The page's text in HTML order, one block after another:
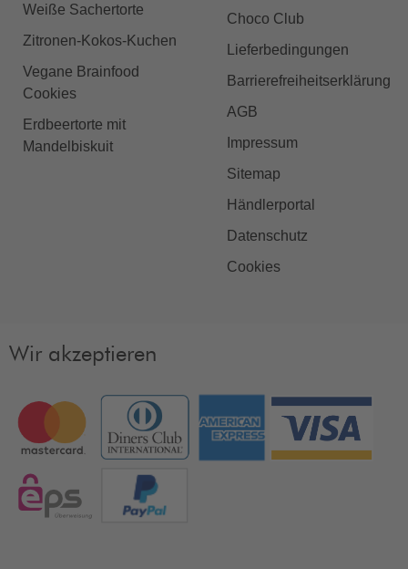
Weiße Sachertorte
Zitronen-Kokos-Kuchen
Vegane Brainfood
Cookies
Erdbeertorte mit
Mandelbiskuit
Choco Club
Lieferbedingungen
Barrierefreiheitserklärung
AGB
Impressum
Sitemap
Händlerportal
Datenschutz
Cookies
Wir akzeptieren